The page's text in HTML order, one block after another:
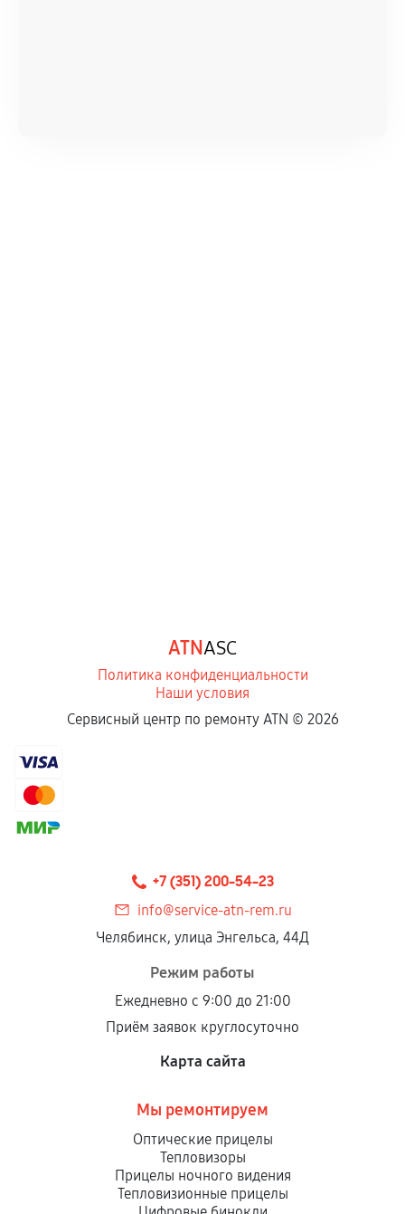
ATNASC
Политика конфиденциальности
Наши условия
Сервисный центр по ремонту ATN © 2026
+7 (351) 200-54-23
info@service-atn-rem.ru
Челябинск, улица Энгельса, 44Д
Режим работы
Ежедневно с 9:00 до 21:00
Приём заявок круглосуточно
Карта сайта
Мы ремонтируем
Оптические прицелы
Тепловизоры
Прицелы ночного видения
Тепловизионные прицелы